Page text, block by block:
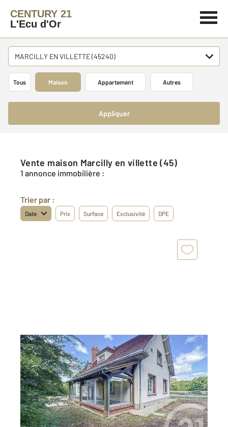
CENTURY 21
L'Ecu d'Or
MARCILLY EN VILLETTE (45240)
Tous Maison Appartement Autres
Appliquer
Vente maison Marcilly en villette (45)
1 annonce immobilière :
Trier par :
Date Prix Surface Exclusivité DPE
MARCILLY EN VILLETTE 45
190 m2, 6 pièces
Ref : 172
Maison à vendre
299 900 €